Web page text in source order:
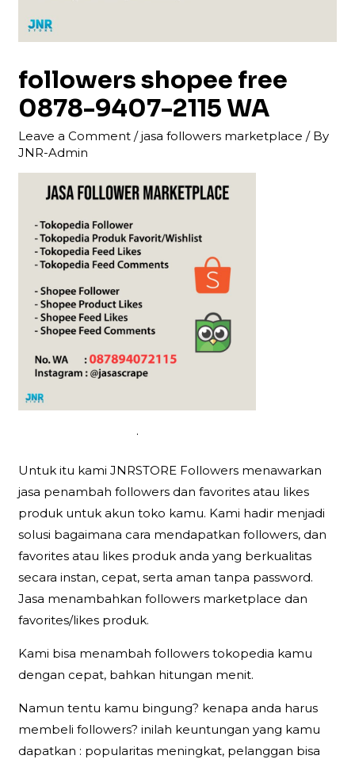
followers shopee free
0878-9407-2115 WA
Leave a Comment /jasa followers marketplace / By
JNR-Admin
.
Untuk itu kami JNRSTORE Followers menawarkan
jasa penambah followers dan favorites atau likes
produk untuk akun toko kamu. Kami hadir menjadi
solusi bagaimana cara mendapatkan followers, dan
favorites atau likes produk anda yang berkualitas
secara instan, cepat, serta aman tanpa password.
Jasa menambahkan followers marketplace dan
favorites/likes produk.
Kami bisa menambah followers tokopedia kamu
dengan cepat, bahkan hitungan menit.
Namun tentu kamu bingung? kenapa anda harus
membeli followers? inilah keuntungan yang kamu
dapatkan : popularitas meningkat, pelanggan bisa